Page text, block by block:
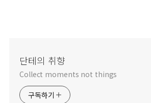
단테의 취향
Collect moments not things
구독하기